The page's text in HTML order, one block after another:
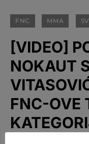
FNC MMA
[VIDEO]
NOKAUT
FNC-OVE